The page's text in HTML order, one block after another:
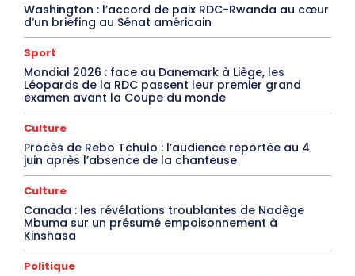
Washington : l’accord de paix RDC-Rwanda au cœur
d’un briefing au Sénat américain
Sport
Mondial 2026 : face au Danemark à Liège, les
Léopards de la RDC passent leur premier grand
examen avant la Coupe du monde
Culture
Procès de Rebo Tchulo : l’audience reportée au 4
juin après l’absence de la chanteuse
Culture
Canada : les révélations troublantes de Nadège
Mbuma sur un présumé empoisonnement à
Kinshasa
Politique